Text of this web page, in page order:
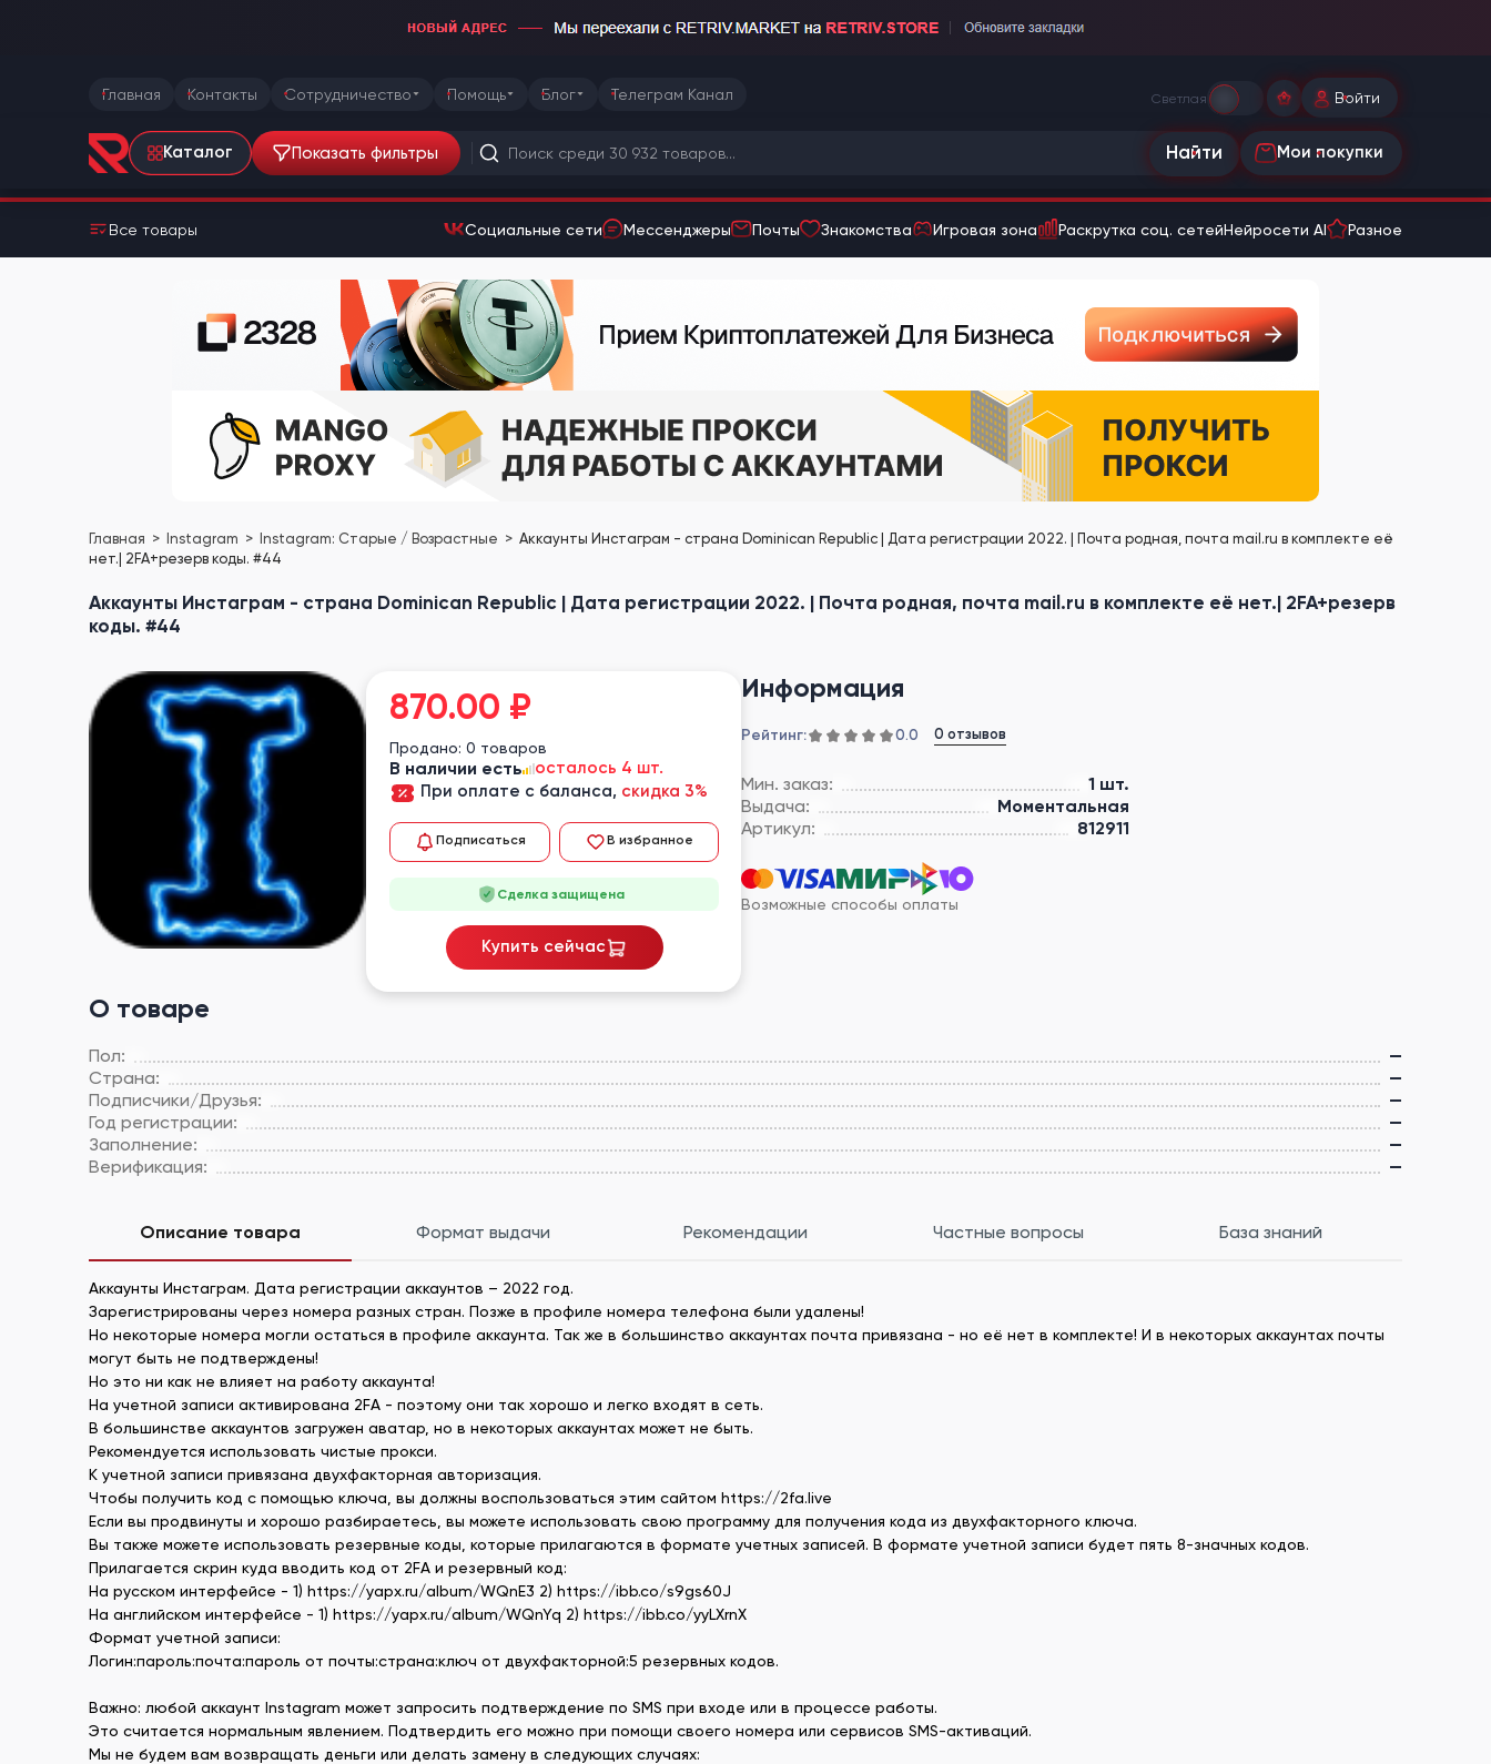
Главная Контакты Сотрудничество Помощь Блог Телеграм Канал Светлая Войти
Каталог Показать фильтры Найти Мои покупки
Все товары Социальные сети Мессенджеры Почты Знакомства Игровая зона Раскрутка соц. сетейНейросети AI Разное
Главная Instagram Instagram: Старые / Возрастные
Аккаунты Инстаграм - страна Dominican Republic | Дата регистрации 2022. | Почта родная, почта mail.ru в комплекте её
нет.| 2FA+резерв коды. #44
Аккаунты Инстаграм - страна Dominican Republic | Дата регистрации 2022. | Почта родная, почта mail.ru в комплекте её нет.| 2FA+резерв
коды. #44
Информация
Рейтинг: 0.0 0 отзывов
Мин. заказ:
1 шт.
Выдача:
Моментальная
Артикул:
812911
Возможные способы оплаты
О товаре
Пол:
—
Страна:
—
Подписчики/Друзья:
—
Год регистрации:
—
Заполнение:
—
Верификация:
—
870.00 ₽
Продано: 0 товаров
В наличии есть
осталось 4 шт.
При оплате с баланса, скидка 3%
Подписаться В избранное
Сделка защищена
Купить сейчас
Описание товара Формат выдачи Рекомендации Частные вопросы База знаний
Аккаунты Инстаграм. Дата регистрации аккаунтов – 2022 год.
Зарегистрированы через номера разных стран. Позже в профиле номера телефона были удалены!
Но некоторые номера могли остаться в профиле аккаунта. Так же в большинство аккаунтах почта привязана - но её нет в комплекте! И в некоторых аккаунтах почты
могут быть не подтверждены!
Но это ни как не влияет на работу аккаунта!
На учетной записи активирована 2FA - поэтому они так хорошо и легко входят в сеть.
В большинстве аккаунтов загружен аватар, но в некоторых аккаунтах может не быть.
Рекомендуется использовать чистые прокси.
К учетной записи привязана двухфакторная авторизация.
Чтобы получить код с помощью ключа, вы должны воспользоваться этим сайтом https://2fa.live
Если вы продвинуты и хорошо разбираетесь, вы можете использовать свою программу для получения кода из двухфакторного ключа.
Вы также можете использовать резервные коды, которые прилагаются в формате учетных записей. В формате учетной записи будет пять 8-значных кодов.
Прилагается скрин куда вводить код от 2FA и резервный код:
На русском интерфейсе - 1) https://yapx.ru/album/WQnE3 2) https://ibb.co/s9gs60J
На английском интерфейсе - 1) https://yapx.ru/album/WQnYq 2) https://ibb.co/yyLXrnX
Формат учетной записи:
Логин:пароль:почта:пароль от почты:страна:ключ от двухфакторной:5 резервных кодов.
Важно: любой аккаунт Instagram может запросить подтверждение по SMS при входе или в процессе работы.
Это считается нормальным явлением. Подтвердить его можно при помощи своего номера или сервисов SMS-активаций.
Мы не будем вам возвращать деньги или делать замену в следующих случаях: